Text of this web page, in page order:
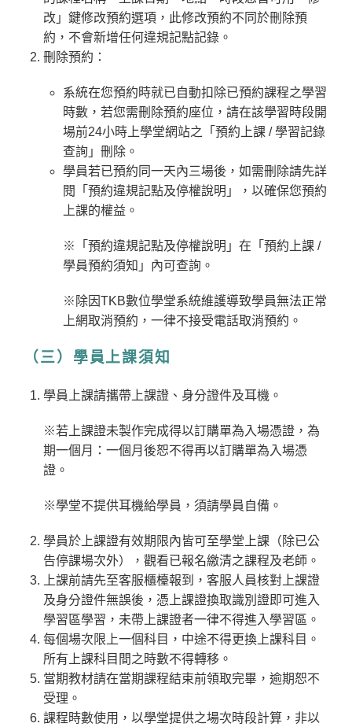
改」鍵修改預約選項，此修改預約不同於刪除預
約，不會新增任何違規記點記錄。
刪除預約：
系統在您預約時就已自動扣除已預約課程之學習
時數，若您需刪除預約座位，請在該學習時段開
場前24小時上學堂網站之「預約上課 / 學習記錄
查詢」刪除。
學員若已預約同一天內三場後，如需刪除請先詳
閱「預約違規記點及停權說明」，以確保您預約
上課的權益。
※「預約違規記點及停權說明」在「預約上課 /
學員預約須知」內可查詢。
※除因TKB數位學堂系統維護導致學員無法正常
上網取消預約，一律不接受電話取消預約。
（三）學員上課須知
學員上課請攜帶上課證、身分證件及耳機。
※若上課證未製作完成得以訂購單為入場憑證，為
期一個月：一個月後恕不得再以訂購單為入場憑
證。
※學堂不提供耳機給學員，須請學員自備。
學員於上課證有效期限內皆可至學堂上課（除已公
告停課場次外），觀看已報名繳清之課程及老師。
上課前請先至客服櫃檯報到，客服人員核對上課證
及身分證件無誤後，憑上課證換取識別證即可進入
學習區學習，未帶上課證者一律不得進入學習區。
每個場次限上一個科目，中途不得更換上課科目。
所有上課科目間之時數不得轉移。
當期教材請在當期課程結束前領取完畢，逾期恕不
受理。
課程時數使用，以學堂提供之場次時段計算，非以